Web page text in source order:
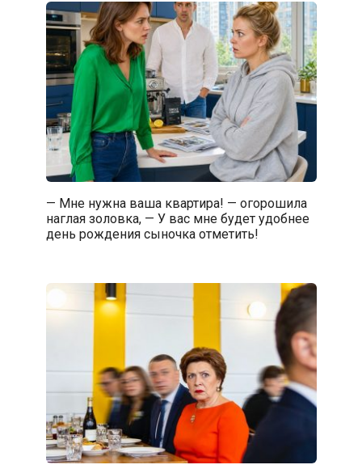
— Мне нужна ваша квартира! — огорошила
наглая золовка, — У вас мне будет удобнее
день рождения сыночка отметить!